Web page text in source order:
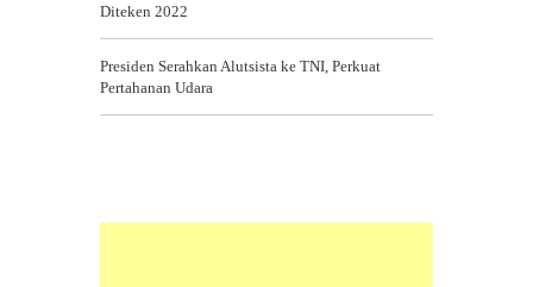
Diteken 2022
Presiden Serahkan Alutsista ke TNI, Perkuat
Pertahanan Udara